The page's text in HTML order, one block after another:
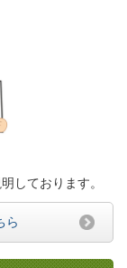
しております。
ら